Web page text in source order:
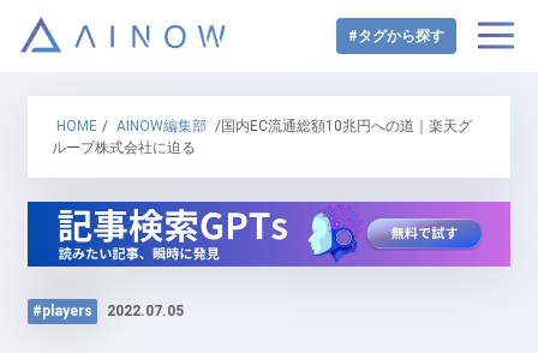
#タグから探す
HOME / AINOW編集部 /国内EC流通総額10兆円への道｜楽天グ
ループ株式会社に迫る
#players 2022.07.05